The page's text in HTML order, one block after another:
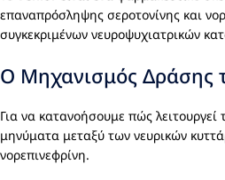
επαναπρόσληψης σεροτονίνης και
συγκεκριμένων νευροψυχιατρικών
Ο Μηχανισμός Δράσης
Για να κατανοήσουμε πώς λειτουργεί
μηνύματα μεταξύ των νευρικών
νορεπινεφρίνη.